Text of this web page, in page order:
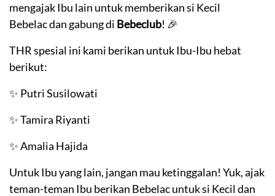
mengajak Ibu lain untuk memberikan si Kecil
Bebelac dan gabung di Bebeclub! 🎉​
THR spesial ini kami berikan untuk Ibu-Ibu hebat
berikut:​
✨ Putri Susilowati​
✨ Tamira Riyanti​
✨ Amalia Hajida​
Untuk Ibu yang lain, jangan mau ketinggalan! Yuk, ajak
teman-teman Ibu berikan Bebelac untuk si Kecil dan